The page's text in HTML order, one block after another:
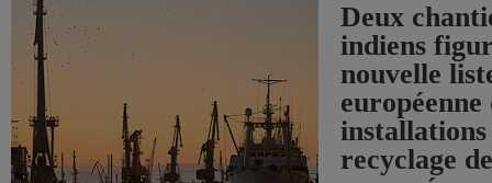
Deux
indiens
nouvelle
européenne
installations
recyclage